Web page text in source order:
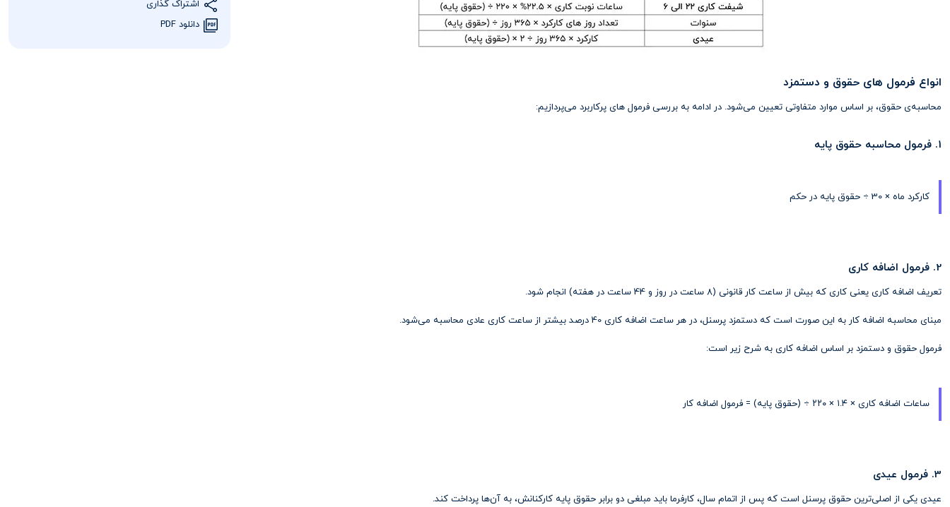
انواع فرمول های حقوق و دستمزد
محاسبه‌ی حقوق، بر اساس موارد متفاوتی تعیین می‌شود. در ادامه به بررسی فرمول های پرکاربرد می‌پردازیم:
1. فرمول محاسبه حقوق پایه
کارکرد ماه × 30 ÷ حقوق پایه در حکم
2. فرمول اضافه کاری
تعریف اضافه کاری یعنی کاری که بیش از ساعت کار قانونی (8 ساعت در روز و 44 ساعت در هفته) انجام شود.
مبنای محاسبه اضافه کار به این صورت است که دستمزد پرسنل، در هر ساعت اضافه کاری 40 درصد بیشتر از ساعت کاری عادی محاسبه می‌شود.
فرمول حقوق و دستمزد بر اساس اضافه کاری به شرح زیر است:
ساعات اضافه کاری × ۱.۴ × ۲۲۰ ÷ (حقوق پایه) = فرمول اضافه کار
3. فرمول عیدی
عیدی یکی از اصلی‌ترین حقوق پرسنل است که پس از اتمام سال، کارفرما باید مبلغی دو برابر حقوق پایه کارکنانش، به آن‌ها پرداخت کند.
سختی کار چیست؟
حق تاهل و جزییات آن
اشتراک گذاری
دانلود PDF